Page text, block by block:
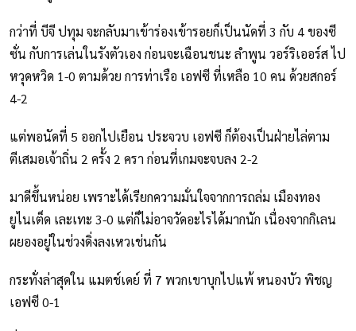
กว่าที่ บีจี ปทุม จะกลับมาเข้าร่องเข้ารอยก็เป็นนัดที่ 3 กับ 4 ของซี
ซั่น กับการเล่นในรังตัวเอง ก่อนจะเฉือนชนะ ลำพูน วอร์ริเออร์ส ไป
หวุดหวิด 1-0 ตามด้วย การท่าเรือ เอฟซี ที่เหลือ 10 คน ด้วยสกอร์
4-2
แต่พอนัดที่ 5 ออกไปเยือน ประจวบ เอฟซี ก็ต้องเป็นฝ่ายไล่ตาม
ตีเสมอเจ้าถิ่น 2 ครั้ง 2 ครา ก่อนที่เกมจะจบลง 2-2
มาดีขึ้นหน่อย เพราะได้เรียกความมั่นใจจากการถล่ม เมืองทอง
ยูไนเต็ด เละเทะ 3-0 แต่ก็ไม่อาจวัดอะไรได้มากนัก เนื่องจากกิเลน
ผยองอยู่ในช่วงดิ่งลงเหวเช่นกัน
กระทั่งล่าสุดใน แมตช์เดย์ ที่ 7 พวกเขาบุกไปแพ้ หนองบัว พิชญ
เอฟซี 0-1